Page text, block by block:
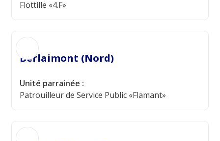
Flottille «4.F»
Berlaimont (Nord)
Unité parrainée :
Patrouilleur de Service Public «Flamant»